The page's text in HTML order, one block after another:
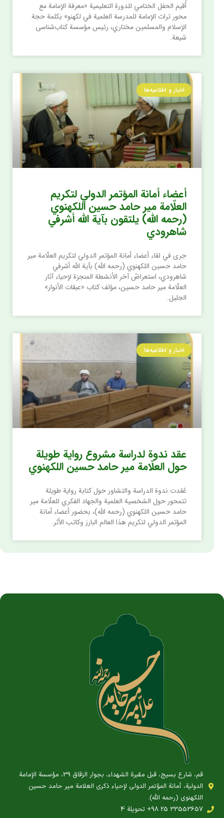
أُقيم الحفل الختامي للدورة التعليمية «معرفة الإمامة مع
محور تراث الإمامة للمدرسة العلمية في لكهنو» بكلمة حجة
الإسلام والمسلمين مختاري، رئيس مؤسسة كتاب‌شناسی
شیعة.
اخبار و اطلاعیه‌ها
أعضاء أمانة المؤتمر الدولي لتكريم
العلّامة مير حامد حسين اللكهنوي
(رحمه الله) يلتقون بآية الله أشرفي
شاهرودي
جرى في لقاء أعضاء أمانة المؤتمر الدولي لتكريم العلّامة مير
حامد حسين اللكهنوي (رحمه الله) بآية الله أشرفي
شاهرودي، استعراضُ آخر الأنشطة المنجزة لإحياء آثار
العلّامة مير حامد حسين، مؤلف كتاب «عبقات الأنوار»
الجليل.
اخبار و اطلاعیه‌ها
عقد ندوة لدراسة مشروع رواية طويلة
حول العلّامة مير حامد حسين اللكهنوي
عُقدت ندوة الدراسة والتشاور حول كتابة رواية طويلة
تتمحور حول الشخصية العلمية والجهاد الفكري للعلّامة مير
حامد حسين اللكهنوي (رحمه الله)، بحضور أعضاء أمانة
المؤتمر الدولي لتكريم هذا العالم البارز وكاتب الأثر.
قم، شارع بسيج، قبل مقبرة الشهداء، بجوار الزقاق 39، مؤسسة الإمامة
الدولية، أمانة المؤتمر الدولي لإحياء ذكرى العلامة مير حامد حسين
اللكهنوي (رحمه الله).
‎+98 25 33553657 تحويلة 4